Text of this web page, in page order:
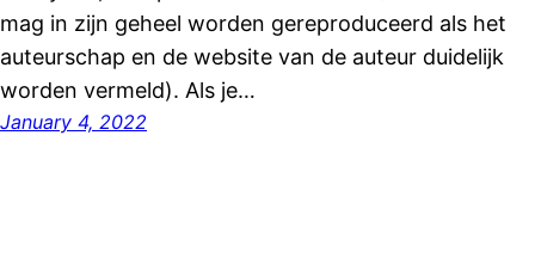
mag in zijn geheel worden gereproduceerd als het
auteurschap en de website van de auteur duidelijk
worden vermeld). Als je…
January 4, 2022